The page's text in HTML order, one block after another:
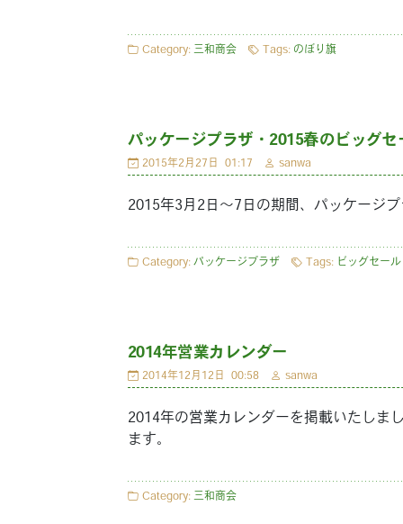
Category: 三和商会 Tags: のぼり旗
パッケージプラザ・2015春のビッグセ
2015年2月27日 01:17 sanwa
2015年3月2日～7日の期間、パッケージ
Category: パッケージプラザ Tags: ビッグセール
2014年営業カレンダー
2014年12月12日 00:58 sanwa
2014年の営業カレンダーを掲載いたしま
ます。
Category: 三和商会